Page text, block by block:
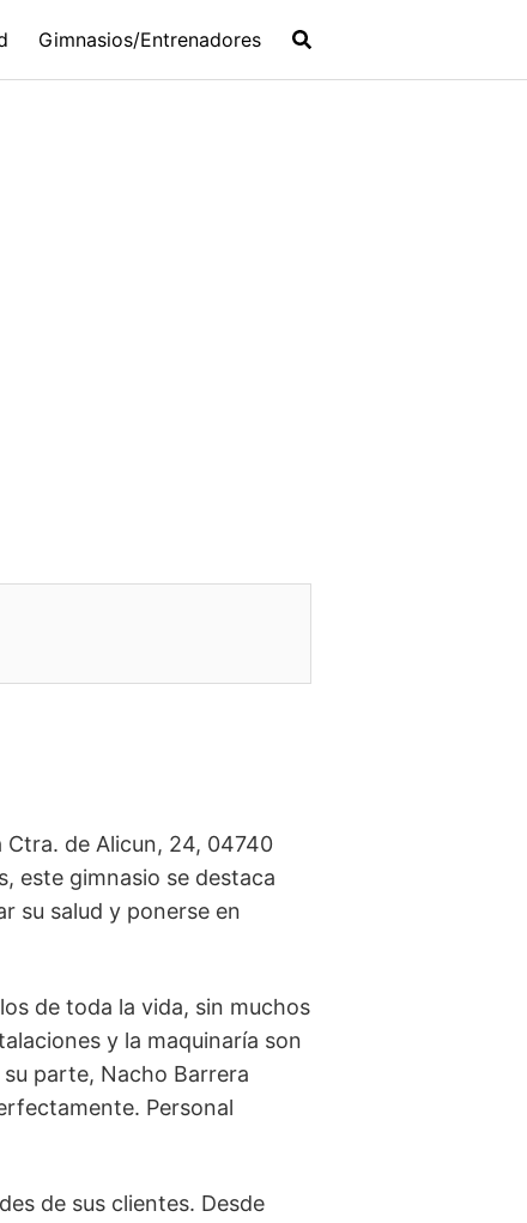
Gimnasios/Entrenadores
de Alicun, 24, 04740
este gimnasio se destaca
su salud y ponerse en
de toda la vida, sin muchos
y la maquinaría son
parte, Nacho Barrera
Personal
de sus clientes. Desde